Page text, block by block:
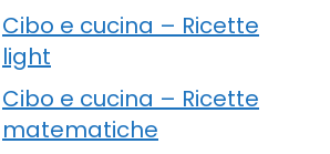
Cibo e cucina – Ricette
light
Cibo e cucina – Ricette
matematiche